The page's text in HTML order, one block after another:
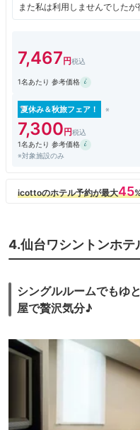
また私は利用しませんでした
割引になるそうです。
7,467
1名あたり 参考価格
夏休み＆秋旅フェア！
7,300
1名あたり 参考価格
※対象施設のみ
4.仙台ワシントンホ
シングルルームでもゆ
屋で贅沢気分♪